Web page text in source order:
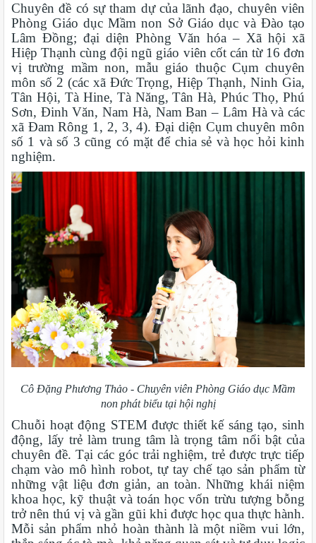
Chuyên đề có sự tham dự của lãnh đạo, chuyên viên
Phòng Giáo dục Mầm non Sở Giáo dục và Đào tạo
Lâm Đồng; đại diện Phòng Văn hóa – Xã hội xã
Hiệp Thạnh cùng đội ngũ giáo viên cốt cán từ 16 đơn
vị trường mầm non, mẫu giáo thuộc Cụm chuyên
môn số 2 (các xã Đức Trọng, Hiệp Thạnh, Ninh Gia,
Tân Hội, Tà Hine, Tà Năng, Tân Hà, Phúc Thọ, Phú
Sơn, Đinh Văn, Nam Hà, Nam Ban – Lâm Hà và các
xã Đam Rông 1, 2, 3, 4). Đại diện Cụm chuyên môn
số 1 và số 3 cũng có mặt để chia sẻ và học hỏi kinh
nghiệm.
Cô Đặng Phương Thảo - Chuyên viên Phòng Giáo dục Mầm
non phát biểu tại hội nghị
Chuỗi hoạt động STEM được thiết kế sáng tạo, sinh
động, lấy trẻ làm trung tâm là trọng tâm nổi bật của
chuyên đề. Tại các góc trải nghiệm, trẻ được trực tiếp
chạm vào mô hình robot, tự tay chế tạo sản phẩm từ
những vật liệu đơn giản, an toàn. Những khái niệm
khoa học, kỹ thuật và toán học vốn trừu tượng bỗng
trở nên thú vị và gần gũi khi được học qua thực hành.
Mỗi sản phẩm nhỏ hoàn thành là một niềm vui lớn,